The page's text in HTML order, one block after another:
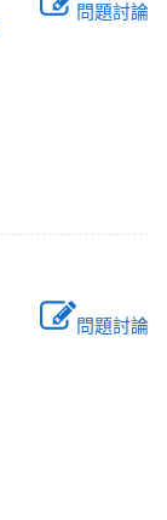
問題討論
問題討論